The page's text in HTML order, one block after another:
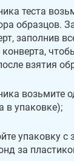
теста
образцов.
заполнив
взятия
возьмите
в упаковке);
упаковку с
за